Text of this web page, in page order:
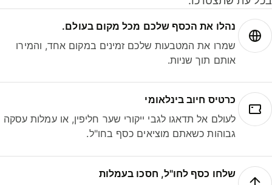
נהלו את הכסף שלכם מכל מקום בעולם.
שמרו את המטבעות שלכם זמינים במקום אחד, והמירו
אותם תוך שניות.
כרטיס חיוב בינלאומי
לעולם אל תדאגו לגבי ייקורי שער חליפין, או עמלות עסקה
גבוהות כשאתם מוציאים כסף בחו"ל.
שלחו כסף לחו"ל, חסכו בעמלות